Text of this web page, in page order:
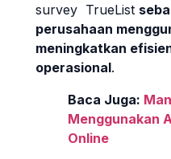
survey TrueList
perusahaan
meningkatkan
operasional.
Baca Juga:
Menggunakan
Online